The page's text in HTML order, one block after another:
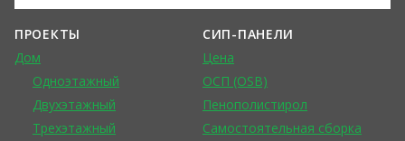
ПРОЕКТЫ
Дом
Одноэтажный
Двухэтажный
Трехэтажный
СИП-ПАНЕЛИ
Цена
ОСП (OSB)
Пенополистирол
Самостоятельная сборка